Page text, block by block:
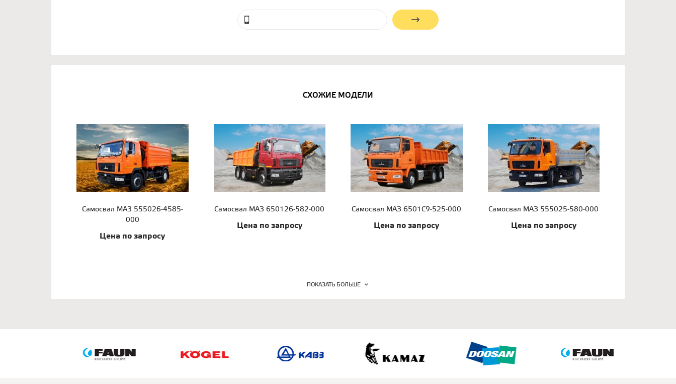
СХОЖИЕ МОДЕЛИ
Самосвал МАЗ 555026-4585-
000
Цена по запросу
Самосвал МАЗ 650126-582-000
Цена по запросу
Самосвал МАЗ 6501С9-525-000
Цена по запросу
Самосвал МАЗ 555025-580-000
Цена по запросу
ПОКАЗАТЬ БОЛЬШЕ